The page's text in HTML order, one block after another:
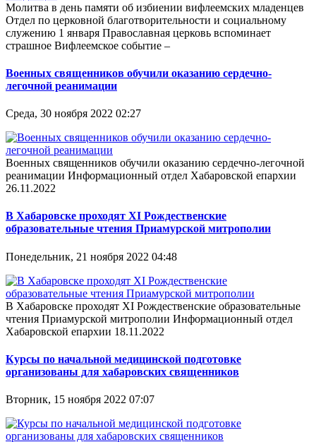
Молитва в день памяти об избиении вифлеемских младенцев
Отдел по церковной благотворительности и социальному
служению 1 января Православная церковь вспоминает
страшное Вифлеемское событие –
Военных священников обучили оказанию сердечно-
легочной реанимации
Среда, 30 ноября 2022 02:27
Военных священников обучили оказанию сердечно-легочной
реанимации Информационный отдел Хабаровской епархии
26.11.2022
В Хабаровске проходят XI Рождественские
образовательные чтения Приамурской митрополии
Понедельник, 21 ноября 2022 04:48
В Хабаровске проходят XI Рождественские образовательные
чтения Приамурской митрополии Информационный отдел
Хабаровской епархии 18.11.2022
Курсы по начальной медицинской подготовке
организованы для хабаровских священников
Вторник, 15 ноября 2022 07:07